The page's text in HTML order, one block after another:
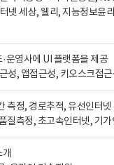
넷 세상, 웰리, 지능정보윤
운영사에 UI 플랫폼을 제공
성, 앱접근성, 키오스크접
측정, 경로추적, 유선인터넷
질측정, 초고속인터넷, 기